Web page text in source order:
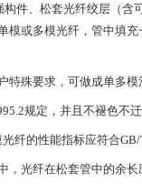
件、松套光纤绞层（含
或多模光纤，管中填
要求，可做成单多模
规定，并且不褪色不迁
纤的性能指标应符合GB/
光纤在松套管中的余长